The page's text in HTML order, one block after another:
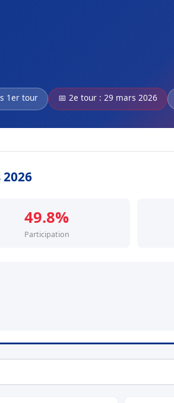
1er tour 📅 2e tour : 29 mars 2026
49.8%
Participation